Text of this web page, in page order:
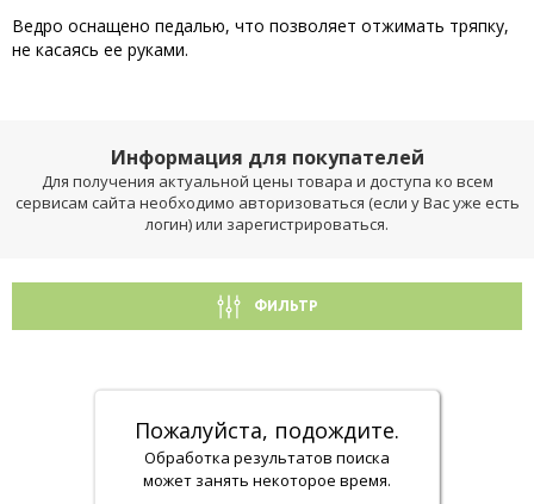
Ведро оснащено педалью, что позволяет отжимать тряпку,
не касаясь ее руками.
Информация для покупателей
Для получения актуальной цены товара и доступа ко всем
сервисам сайта необходимо авторизоваться (если у Вас уже есть
логин) или зарегистрироваться.
ФИЛЬТР
Пожалуйста, подождите.
Обработка результатов поиска
может занять некоторое время.